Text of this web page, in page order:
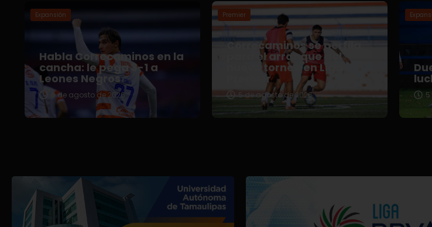
Expansión
Habla Correcaminos en la
cancha: le pega 3-1 a
Leones Negros
6 de agosto de 2026
Premier
Correcaminos se perfila
para el arranque del
nuevo torneo en Liga
Premier
5 de agosto de 2026